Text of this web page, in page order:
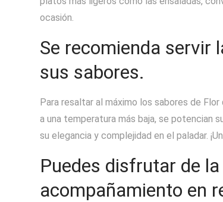
ocasión.
Se recomienda servir
sus sabores.
Para resaltar al máximo los sabores de
a una temperatura más baja, se potencian
su elegancia y complejidad en el paladar.
Puedes disfrutar de
acompañamiento en